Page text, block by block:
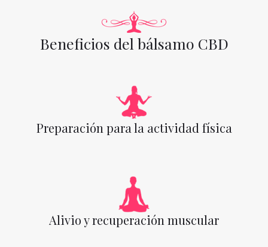
Beneficios del bálsamo CBD
Preparación para la actividad física
Alivio y recuperación muscular